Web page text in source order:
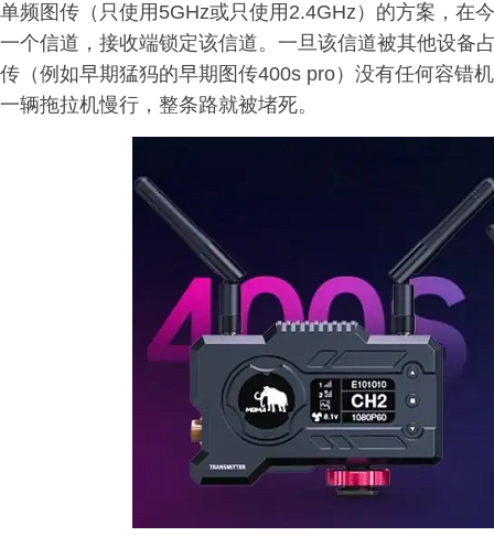
单频图传（只使用5GHz或只使用2.4GHz）的方案，在
一个信道，接收端锁定该信道。一旦该信道被其他设备
传（例如早期猛犸的早期图传400s pro）没有任何容错
一辆拖拉机慢行，整条路就被堵死。